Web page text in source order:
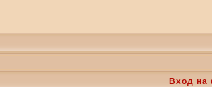
Вход на